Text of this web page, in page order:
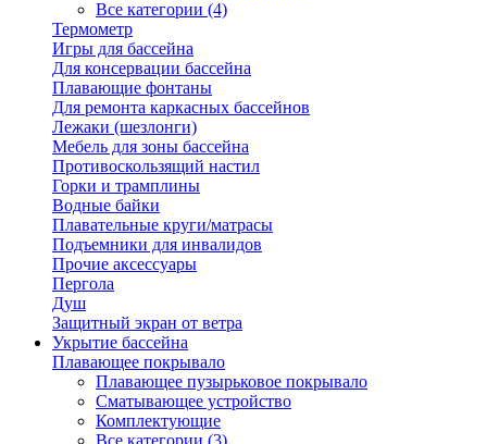
Все категории (4)
Термометр
Игры для бассейна
Для консервации бассейна
Плавающие фонтаны
Для ремонта каркасных бассейнов
Лежаки (шезлонги)
Мебель для зоны бассейна
Противоскользящий настил
Горки и трамплины
Водные байки
Плавательные круги/матрасы
Подъемники для инвалидов
Прочие аксессуары
Пергола
Душ
Защитный экран от ветра
Укрытие бассейна
Плавающее покрывало
Плавающее пузырьковое покрывало
Сматывающее устройство
Комплектующие
Все категории (3)